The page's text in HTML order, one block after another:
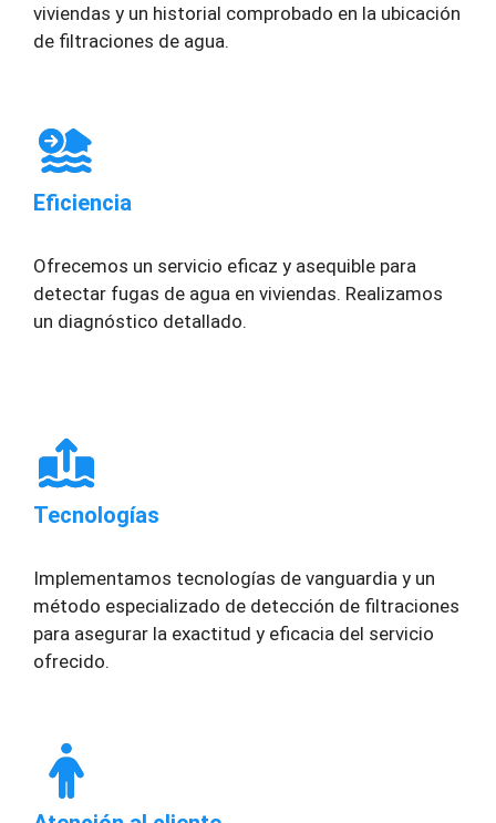
viviendas y un historial comprobado en la ubicación
de filtraciones de agua.
Eficiencia
Ofrecemos un servicio eficaz y asequible para
detectar fugas de agua en viviendas. Realizamos
un diagnóstico detallado.
Tecnologías
Implementamos tecnologías de vanguardia y un
método especializado de detección de filtraciones
para asegurar la exactitud y eficacia del servicio
ofrecido.